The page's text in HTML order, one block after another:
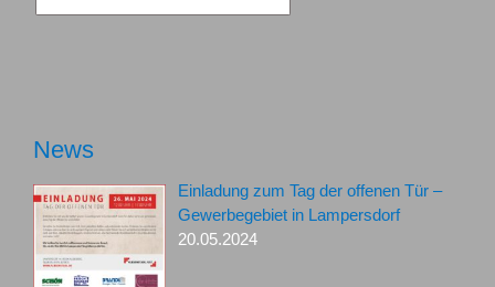
News
Einladung zum Tag der offenen Tür –
Gewerbegebiet in Lampersdorf
20.05.2024